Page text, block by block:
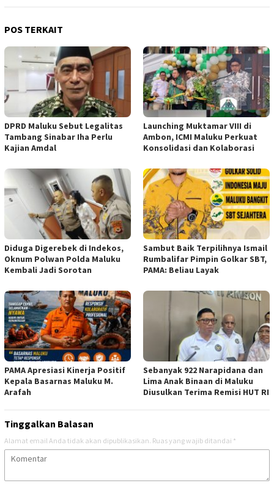
POS TERKAIT
DPRD Maluku Sebut Legalitas
Tambang Sinabar Iha Perlu
Kajian Amdal
Launching Muktamar VIII di
Ambon, ICMI Maluku Perkuat
Konsolidasi dan Kolaborasi
Diduga Digerebek di Indekos,
Oknum Polwan Polda Maluku
Kembali Jadi Sorotan
Sambut Baik Terpilihnya Ismail
Rumbalifar Pimpin Golkar SBT,
PAMA: Beliau Layak
PAMA Apresiasi Kinerja Positif
Kepala Basarnas Maluku M.
Arafah
Sebanyak 922 Narapidana dan
Lima Anak Binaan di Maluku
Diusulkan Terima Remisi HUT RI
Tinggalkan Balasan
Alamat email Anda tidak akan dipublikasikan. Ruas yang wajib ditandai *